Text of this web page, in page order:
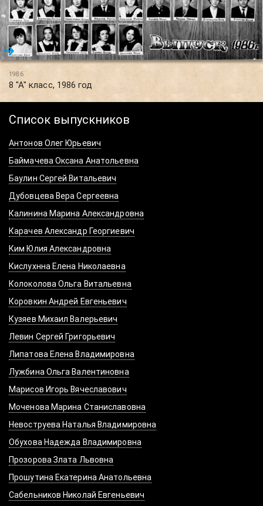
1986
8 "А" класс, 1986 год
Список выпускников
Антонов Олег Юрьевич
Баймачева Оксана Анатольевна
Баулин Сергей Витальевич
Дубовцева Вера Сергеевна
Калинина Марина Александровна
Карачев Александр Георгиевич
Ким Юлия Александровна
Кислухнна Елена Николаевна
Колоколова Ольга Витальевна
Коровкин Андрей Евгеньевич
Кузяев Михаил Валерьевич
Левин Сергей Григорьевич
Липатова Елена Владимировна
Лужбина Ольга Валентиновна
Марисов Игорь Вячеславович
Моченова Марина Станиславовна
Невоструева Наталья Владимировна
Обухова Надежда Владимировна
Прозорова Злата Львовна
Прошутина Екатерина Анатольевна
Сабельников Николай Евгеньевич